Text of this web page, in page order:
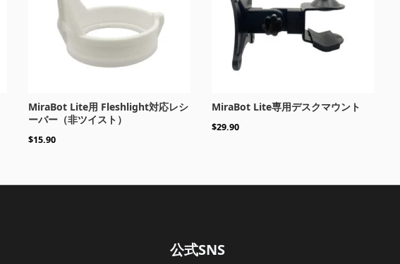
MiraBot Lite用 Fleshlight対応レシ
ーバー（非ツイスト）
$15.90
MiraBot Lite専用デスクマウント
$29.90
公式SNS